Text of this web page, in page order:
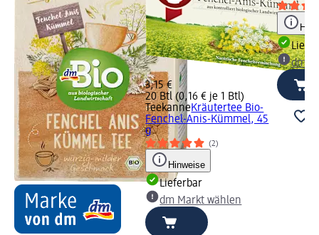
3,15 €
20 Btl (0,16 € je 1 Btl)
TeekanneKräutertee Bio-
Fenchel-Anis-Kümmel, 45
g
(2)
Hinweise
Lieferbar
dm Markt wählen
dm